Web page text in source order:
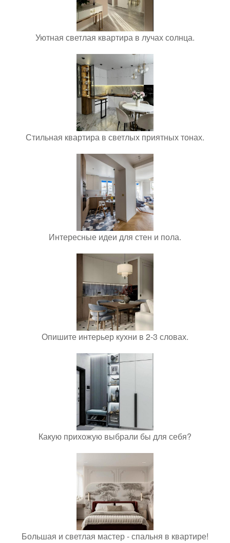
Уютная светлая квартира в лучах солнца.
Стильная квартира в светлых приятных тонах.
Интересные идеи для стен и пола.
Опишите интерьер кухни в 2-3 словах.
Какую прихожую выбрали бы для себя?
Большая и светлая мастер - спальня в квартире!